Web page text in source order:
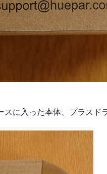
スに入った本体、プラスド